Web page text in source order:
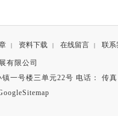
| 资料下载 | 在线留言 | 联系
有限公司
一号楼三单元22号 电话： 传真